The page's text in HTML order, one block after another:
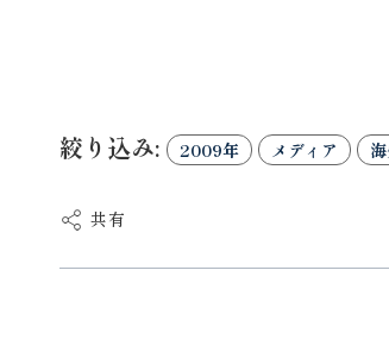
絞り込み: 2009年 メディア
共有